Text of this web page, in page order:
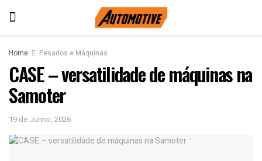
Home Pesados e Máquinas
CASE – versatilidade de máquinas na
Samoter
19 de Junho, 2026